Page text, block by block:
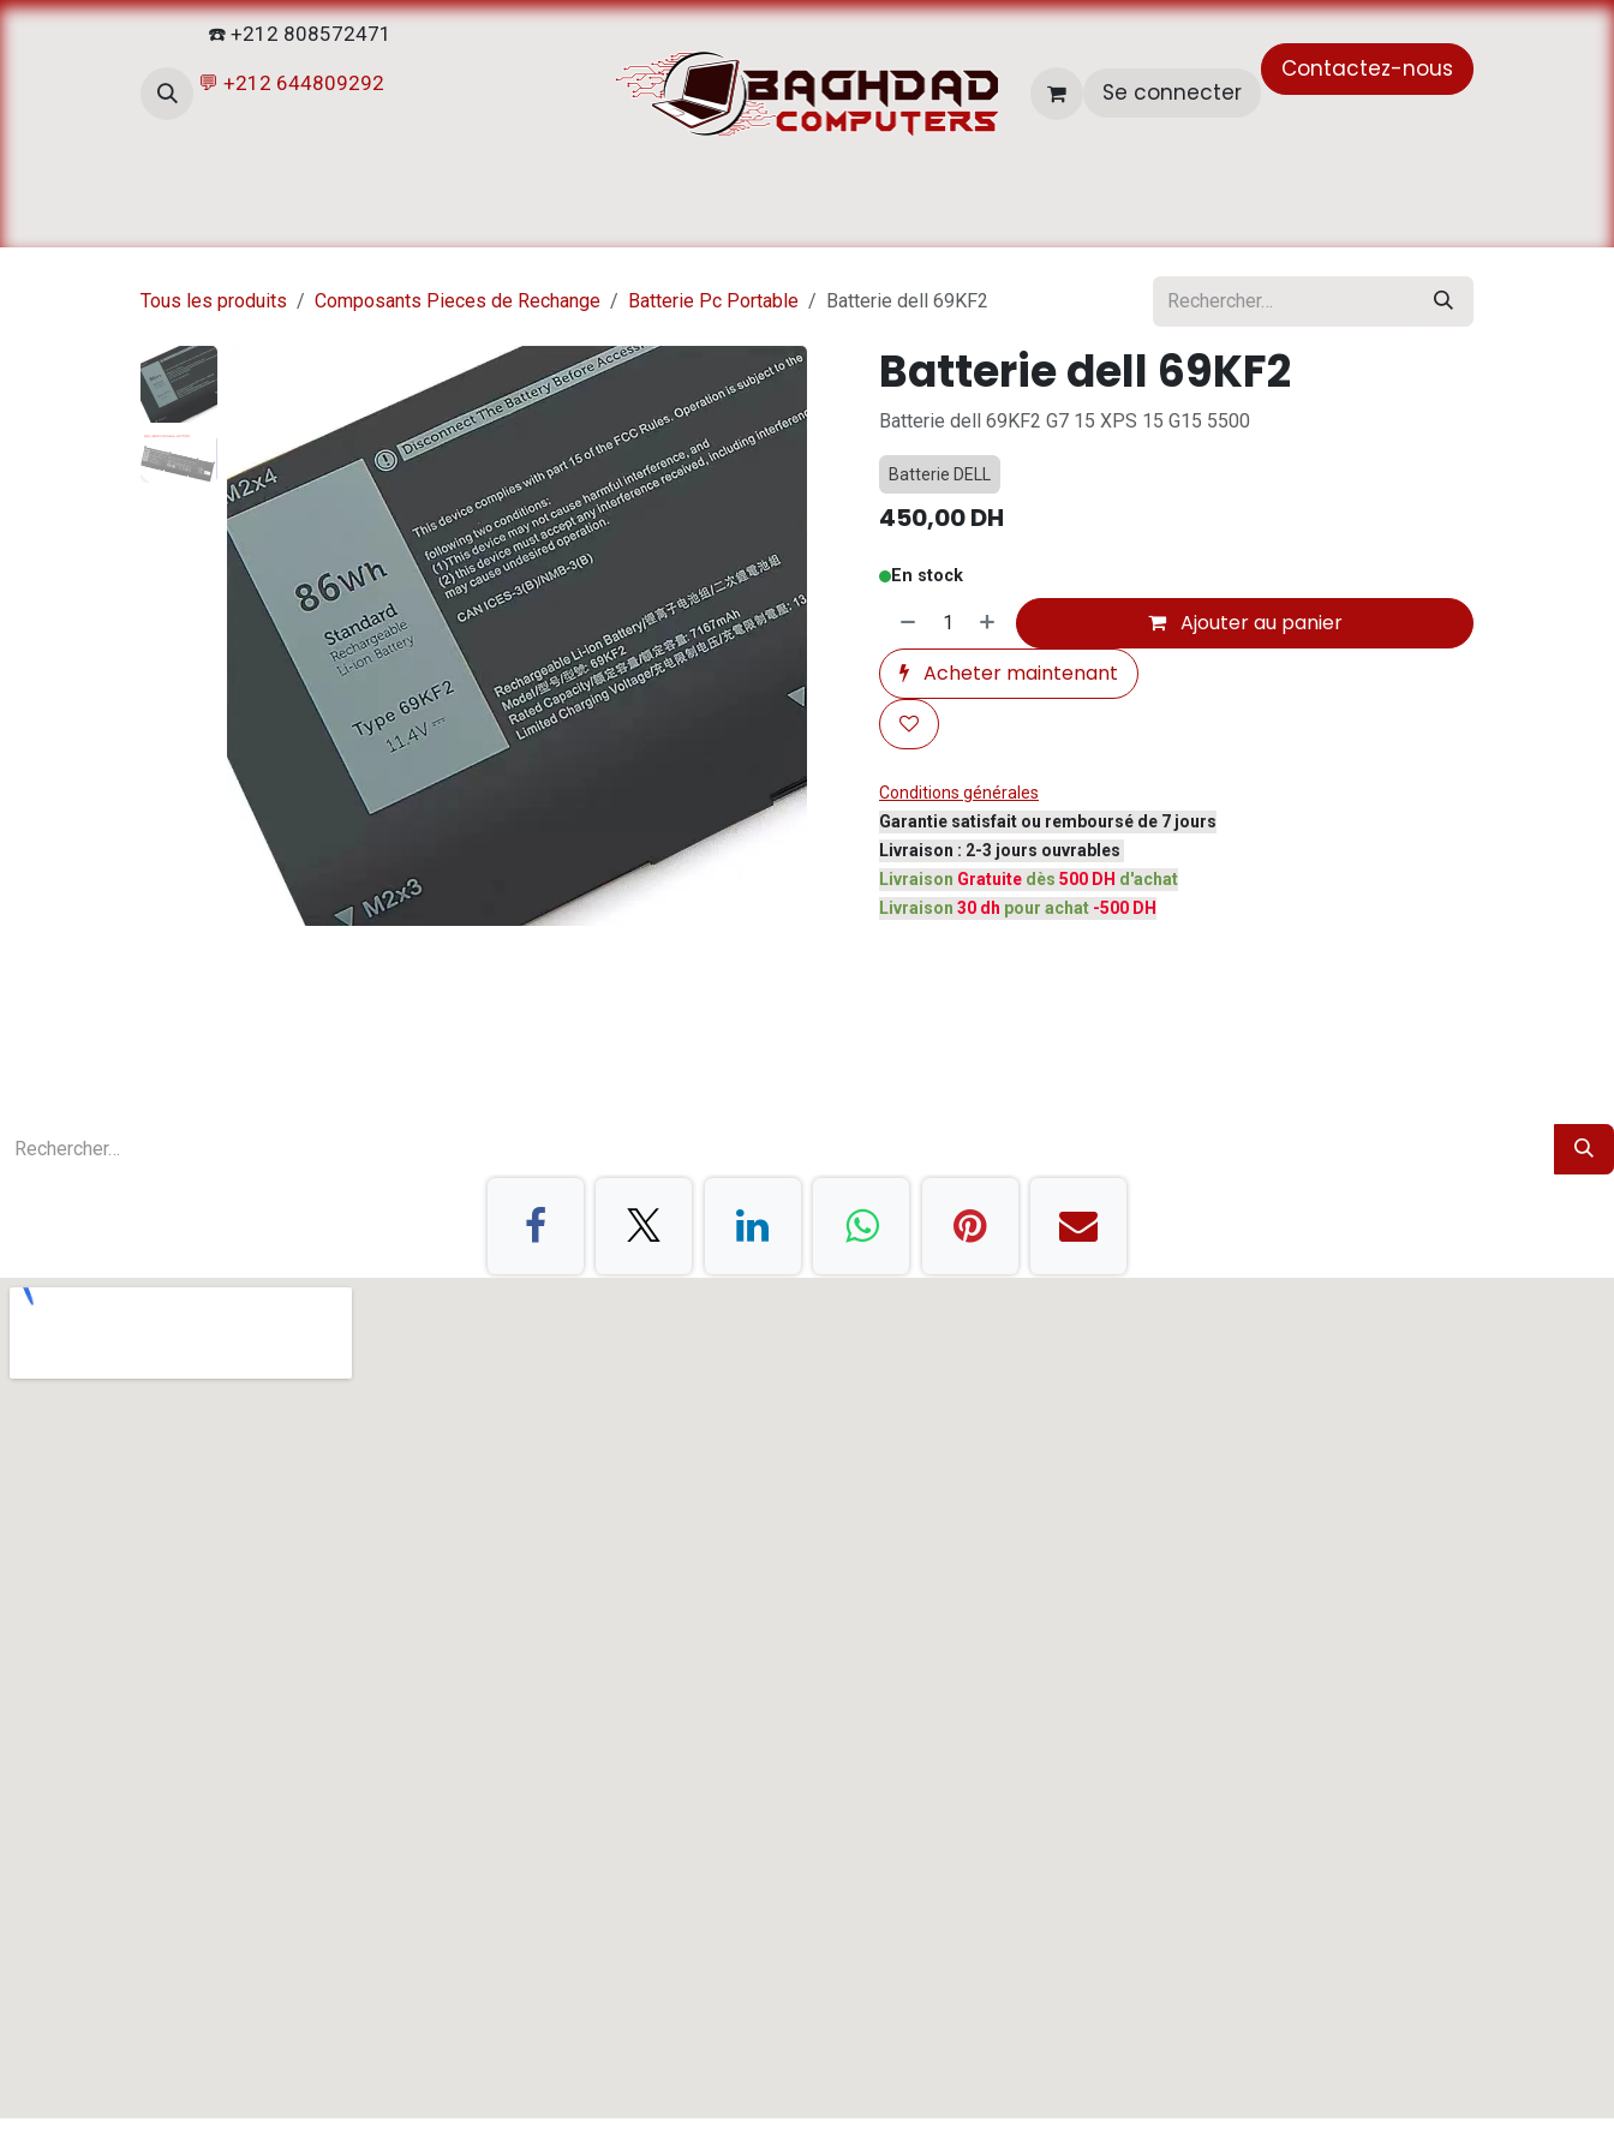
Se rendre au contenu
☎️ +212 808572471
💬 +212 644809292 Se connecter
Contactez-nous
Tous les produits Composants Pieces de Rechange Batterie Pc Portable Batterie dell 69KF2
Batterie dell 69KF2
Batterie dell 69KF2 G7 15 XPS 15 G15 5500
Batterie DELL
450,00DH
En stock
Ajouter au panier
Acheter maintenant
Conditions générales
Garantie satisfait ou remboursé de 7 jours
Livraison : 2-3 jours ouvrables
Livraison Gratuite dès 500 DH d'achat
Livraison 30 dh pour achat -500 DH